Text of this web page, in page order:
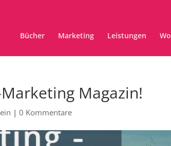
Bücher Marketing Leistungen
Magazin!
|0 Kommentare